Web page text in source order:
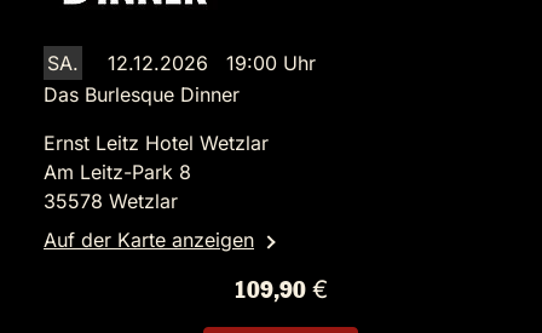
SA.
12.12.2026 19:00 Uhr
Das Burlesque Dinner
Ernst Leitz Hotel Wetzlar
Am Leitz-Park 8
35578 Wetzlar
Auf der Karte anzeigen
109,90 €